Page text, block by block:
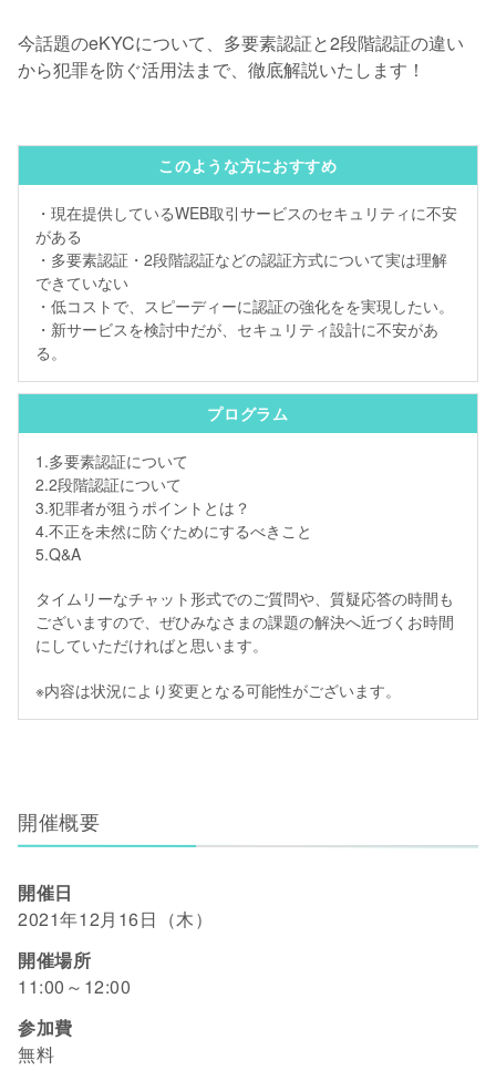
今話題のeKYCについて、多要素認証と2段階認証の違い
から犯罪を防ぐ活用法まで、徹底解説いたします！
このような方におすすめ
・現在提供しているWEB取引サービスのセキュリティに不安
がある
・多要素認証・2段階認証などの認証方式について実は理解
できていない
・低コストで、スピーディーに認証の強化をを実現したい。
・新サービスを検討中だが、セキュリティ設計に不安があ
る。
プログラム
1.多要素認証について
2.2段階認証について
3.犯罪者が狙うポイントとは？
4.不正を未然に防ぐためにするべきこと
5.Q&A
タイムリーなチャット形式でのご質問や、質疑応答の時間も
ございますので、ぜひみなさまの課題の解決へ近づくお時間
にしていただければと思います。
※内容は状況により変更となる可能性がございます。
開催概要
開催日
2021年12月16日（木）
開催場所
11:00～12:00
参加費
無料